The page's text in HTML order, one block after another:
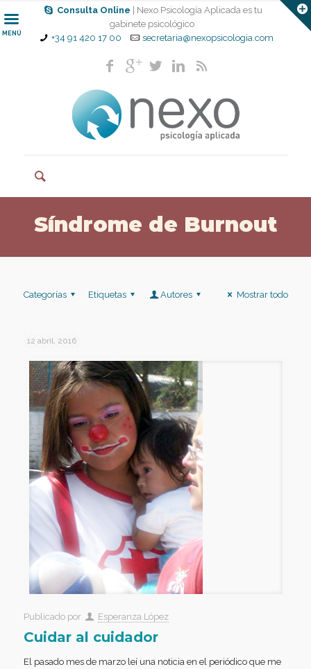
Consulta Online
| Nexo Psicología Aplicada es tu
gabinete psicológico
+34 91 420 17 00
secretaria@nexopsicologia.com
MENÚ
Síndrome de Burnout
Categorías Etiquetas Autores Mostrar todo
12 abril, 2016
Publicado por Esperanza López
Cuidar al cuidador
El pasado mes de marzo leí una noticia en el periódico que me